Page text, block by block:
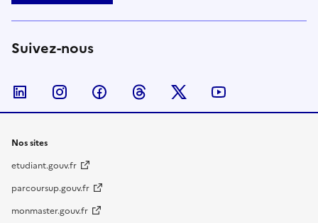
Suivez-nous
Nous suivre sur LinkedIn
Nous suivre sur Instagram
Nous suivre sur Facebook
Nous suivre sur Threads
Nous suivre sur Twitter
Nos sites
etudiant.gouv.fr
parcoursup.gouv.fr
monmaster.gouv.fr